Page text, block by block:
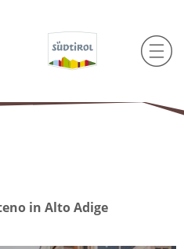
in Alto Adige